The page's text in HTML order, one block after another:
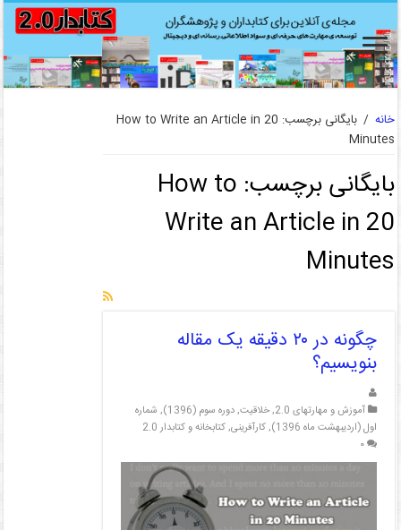
خانه /
بایگانی برچسب: How to Write an Article in 20
Minutes
بایگانی برچسب: How to
Write an Article in 20
Minutes
چگونه در ۲۰ دقیقه یک مقاله
بنویسیم؟
آموزش و مهارتهای 2.0 ,خلاقیت,دوره سوم (1396) , شماره
اول (اردیبهشت ماه 1396)
,کارآفرینی,کتابخانه و کتابدار 2.0
۰